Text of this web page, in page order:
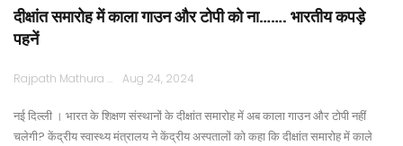
दीक्षांत समारोह में काला गाउन और टोपी को ना……. भारतीय कपड़े
पहनें
Rajpath Mathura Aug 24, 2024
नई दिल्ली । भारत के शिक्षण संस्थानों के दीक्षांत समारोह में अब काला गाउन और टोपी नहीं
चलेगी? केंद्रीय स्वास्थ्य मंत्रालय ने केंद्रीय अस्पतालों को कहा कि दीक्षांत समारोह में काले